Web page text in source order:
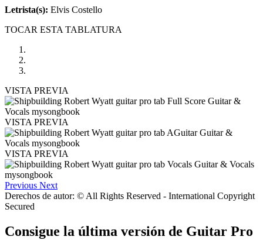
Letrista(s): Elvis Costello
TOCAR ESTA TABLATURA
VISTA PREVIA
VISTA PREVIA
VISTA PREVIA
Previous Next
Derechos de autor: © All Rights Reserved - International Copyright
Secured
Consigue la última versión de Guitar Pro